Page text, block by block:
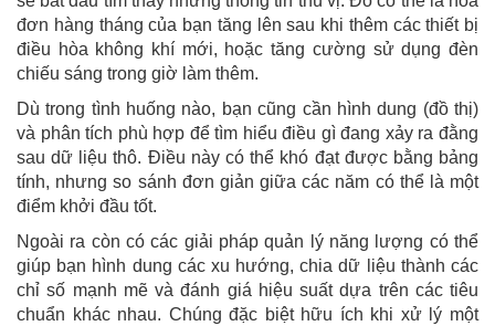
đơn hàng tháng của bạn tăng lên sau khi thêm các thiết bị
điều hòa không khí mới, hoặc tăng cường sử dụng đèn
chiếu sáng trong giờ làm thêm.
Dù trong tình huống nào, bạn cũng cần hình dung (đồ thị)
và phân tích phù hợp để tìm hiểu điều gì đang xảy ra đằng
sau dữ liệu thô. Điều này có thể khó đạt được bằng bảng
tính, nhưng so sánh đơn giản giữa các năm có thể là một
điểm khởi đầu tốt.
Ngoài ra còn có các giải pháp quản lý năng lượng có thể
giúp bạn hình dung các xu hướng, chia dữ liệu thành các
chỉ số mạnh mẽ và đánh giá hiệu suất dựa trên các tiêu
chuẩn khác nhau. Chúng đặc biệt hữu ích khi xử lý một